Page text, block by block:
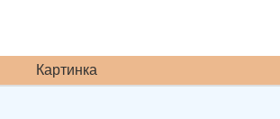
Картинка